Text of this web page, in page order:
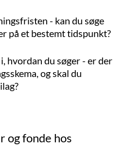
- kan du søge
på et bestemt tidspunkt?
hvordan du søger - er der
og skal du
og fonde hos